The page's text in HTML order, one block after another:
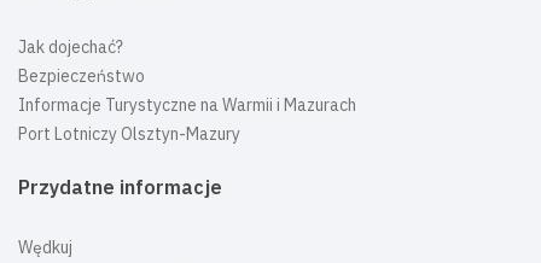
Jak dojechać?
Bezpieczeństwo
Informacje Turystyczne na Warmii i Mazurach
Port Lotniczy Olsztyn-Mazury
Przydatne informacje
Wędkuj